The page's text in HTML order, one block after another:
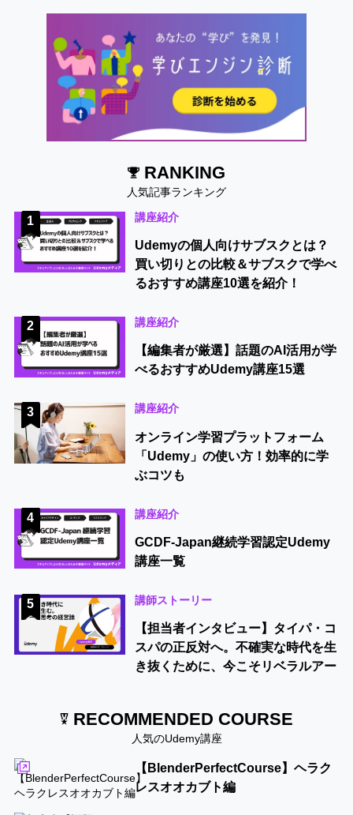
RANKING
人気記事ランキング
1 講座紹介
Udemyの個人向けサブスクとは？
買い切りとの比較＆サブスクで学べ
るおすすめ講座10選を紹介！
2 講座紹介
【編集者が厳選】話題のAI活用が学
べるおすすめUdemy講座15選
3 講座紹介
オンライン学習プラットフォーム
「Udemy」の使い方！効率的に学
ぶコツも
4 講座紹介
GCDF-Japan継続学習認定Udemy
講座一覧
5 講師ストーリー
【担当者インタビュー】タイパ・コ
スパの正反対へ。不確実な時代を生
き抜くために、今こそリベラルアー
RECOMMENDED COURSE
人気のUdemy講座
【BlenderPerfectCourse】ヘラク
レスオオカブト編